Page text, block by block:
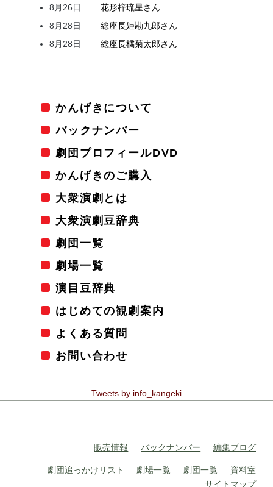
8月26日
花形梓琉星さん
8月28日
総座長姫勘九郎さん
8月28日
総座長橘菊太郎さん
かんげきについて
バックナンバー
劇団プロフィールDVD
かんげきのご購入
大衆演劇とは
大衆演劇豆辞典
劇団一覧
劇場一覧
演目豆辞典
はじめての観劇案内
よくある質問
お問い合わせ
Tweets by info_kangeki
販売情報 バックナンバー 編集ブログ
劇団追っかけリスト 劇場一覧 劇団一覧
資料室
サイトマップ